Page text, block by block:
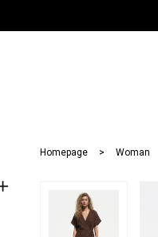
Homepage Woman